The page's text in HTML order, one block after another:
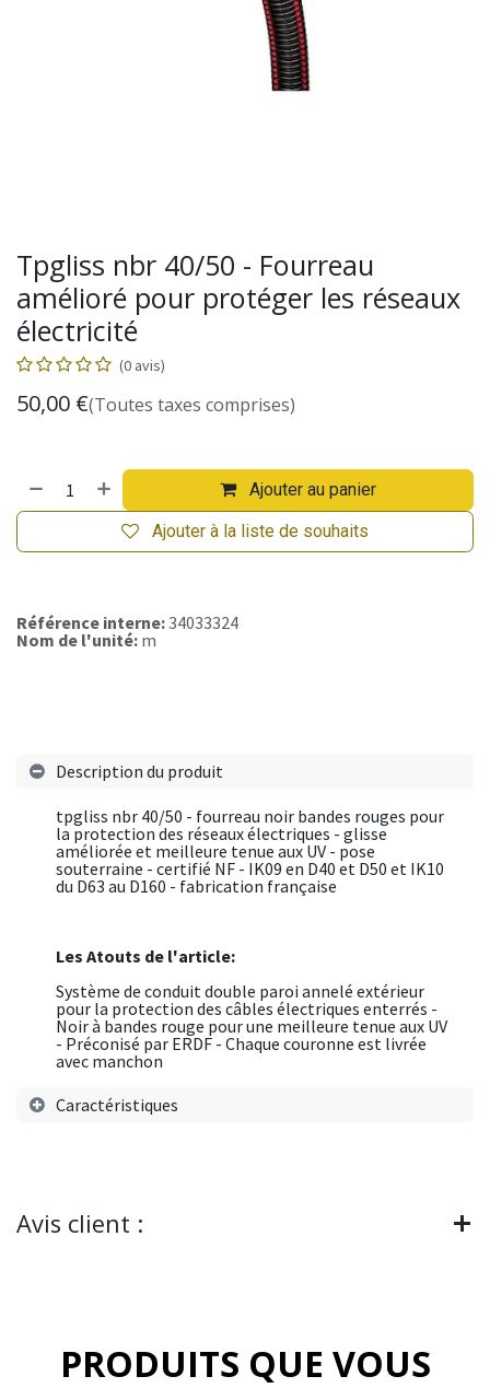
Tpgliss nbr 40/50 - Fourreau
amélioré pour protéger les réseaux
électricité
(0 avis)
50,00 €(Toutes taxes comprises)
Ajouter au panier
Ajouter à la liste de souhaits
Référence interne:34033324
Nom de l'unité: m
Description du produit
tpgliss nbr 40/50 - fourreau noir bandes rouges pour
la protection des réseaux électriques - glisse
améliorée et meilleure tenue aux UV - pose
souterraine - certifié NF - IK09 en D40 et D50 et IK10
du D63 au D160 - fabrication française
Les Atouts de l'article:
Système de conduit double paroi annelé extérieur
pour la protection des câbles électriques enterrés -
Noir à bandes rouge pour une meilleure tenue aux UV
- Préconisé par ERDF - Chaque couronne est livrée
avec manchon
Caractéristiques
Avis client :
PRODUITS QUE VOUS